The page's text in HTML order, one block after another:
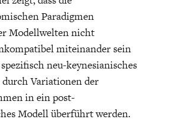
Paradigmen
Modellwelten nicht
miteinander sein
neu-keynesianisches
Variationen der
in ein post-
Modell überführt werden.